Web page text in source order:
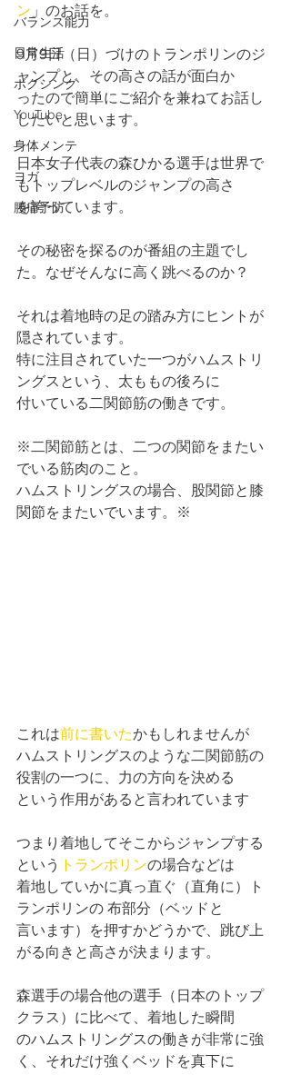
バランス能力
日常生活
ボクシング
YouTube
身体メンテ
ヨガ
腰痛予防
ン 」のお話を。
9月9日（日）づけのトランポリンのジ
ャンプと、その高さの話が面白か
ったので簡単にご紹介を兼ねてお話し
したいと思います。
日本女子代表の森ひかる選手は世界で
もトップレベルのジャンプの高さ
を誇っています。
その秘密を探るのが番組の主題でし
た。なぜそんなに高く跳べるのか？
それは着地時の足の踏み方にヒントが
隠されています。
特に注目されていた一つがハムストリ
ングスという、太ももの後ろに
付いている二関節筋の働きです。
※二関節筋とは、二つの関節をまたい
でいる筋肉のこと。
ハムストリングスの場合、股関節と膝
関節をまたいでいます。※
これは前に書いたかもしれませんが
ハムストリングスのような二関節筋の
役割の一つに、力の方向を決める
という作用があると言われています
つまり着地してそこからジャンプする
という トランポリンの場合などは
着地していかに真っ直ぐ（直角に）ト
ランポリンの 布部分（ベッドと
言います）を押すかどうかで、跳び上
がる向きと高さが決まります。
森選手の場合他の選手（日本のトップ
クラス）に比べて、着地した瞬間
のハムストリングスの働きが非常に強
く、それだけ強くベッドを真下に